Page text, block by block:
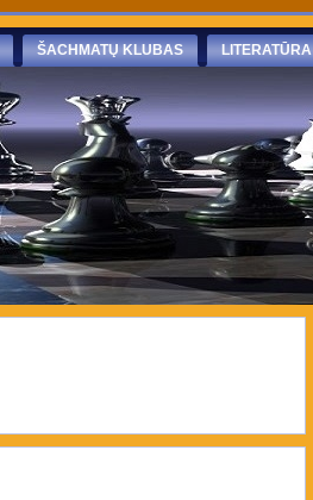
ŠACHMATŲ KLUBAS LITERATŪRA